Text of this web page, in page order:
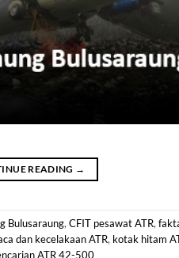
READING →
Bulusaraung, CFIT pesawat ATR,
dan kecelakaan ATR, kotak hitam
ATR 42-500